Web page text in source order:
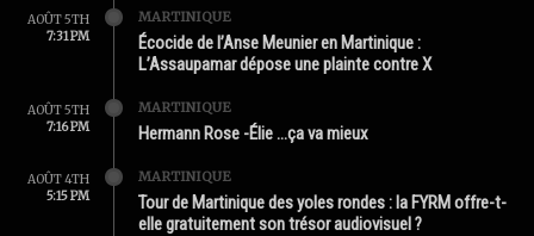
AOÛT 5TH
7:31 PM
MARTINIQUE
Écocide de l’Anse Meunier en Martinique :
L’Assaupamar dépose une plainte contre X
AOÛT 5TH
7:16 PM
MARTINIQUE
Hermann Rose -Élie …ça va mieux
AOÛT 4TH
5:15 PM
MARTINIQUE
Tour de Martinique des yoles rondes : la FYRM offre-t-
elle gratuitement son trésor audiovisuel ?